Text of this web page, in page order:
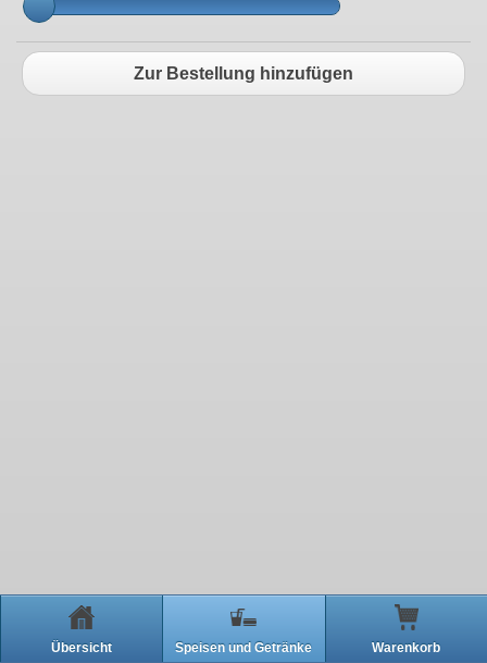
Zur Bestellung hinzufügen
Übersicht Speisen und Getränke Warenkorb